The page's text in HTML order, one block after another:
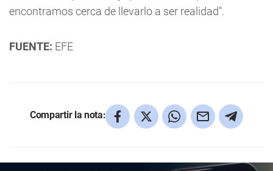
encontramos cerca de llevarlo a ser realidad".
FUENTE: EFE
Compartir la nota: